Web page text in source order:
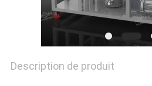
Description de produit